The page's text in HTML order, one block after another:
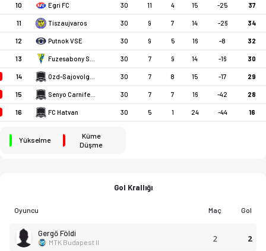
10 Egri FC 30 11 4 15 -25 37
11 Tiszaujvaros 30 9 7 14 -26 34
12 Putnok VSE 30 9 5 16 -8 32
13 30 7 9 14 -16 30
14 30 7 8 15 -17 29
15 30 7 7 16 -42 28
16 FC Hatvan 30 5 1 24 -44 16
Yükselme
Küme
Düşme
Gol Krallığı
Oyuncu Maç Gol
Gergő Földi
MTK Budapest II 2 2